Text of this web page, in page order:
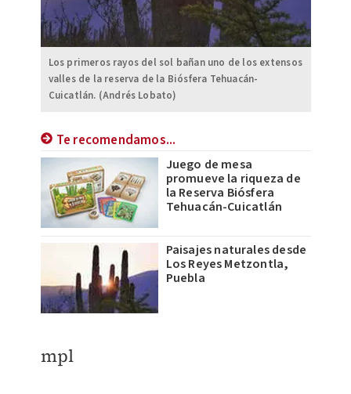
Los primeros rayos del sol bañan uno de los extensos
valles de la reserva de la Biósfera Tehuacán-
Cuicatlán. (Andrés Lobato)
Te recomendamos...
Juego de mesa
promueve la riqueza de
la Reserva Biósfera
Tehuacán-Cuicatlán
Paisajes naturales desde
Los Reyes Metzontla,
Puebla
mpl